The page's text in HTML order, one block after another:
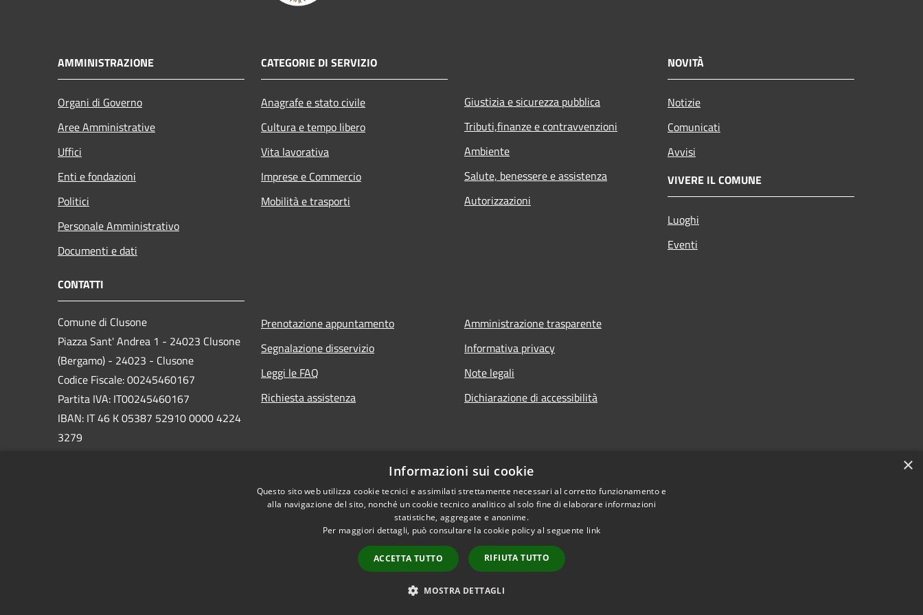
AMMINISTRAZIONE
Organi di Governo
Aree Amministrative
Uffici
Enti e fondazioni
Politici
Personale Amministrativo
Documenti e dati
CATEGORIE DI SERVIZIO
Anagrafe e stato civile
Cultura e tempo libero
Vita lavorativa
Imprese e Commercio
Mobilità e trasporti
Giustizia e sicurezza pubblica
Tributi,finanze e contravvenzioni
Ambiente
Salute, benessere e assistenza
Autorizzazioni
NOVITÀ
Notizie
Comunicati
Avvisi
VIVERE IL COMUNE
Luoghi
Eventi
CONTATTI
Comune di Clusone
Piazza Sant' Andrea 1 - 24023 Clusone
(Bergamo) - 24023 - Clusone
Codice Fiscale: 00245460167
Partita IVA: IT00245460167
IBAN: IT 46 K 05387 52910 0000 4224
3279
Prenotazione appuntamento
Segnalazione disservizio
Leggi le FAQ
Richiesta assistenza
Amministrazione trasparente
Informativa privacy
Note legali
Dichiarazione di accessibilità
Copyright © 2026 • Comune di Clusone • Powered by
×
Informazioni sui cookie
Questo sito web utilizza cookie tecnici e assimilati strettamente necessari al corretto funzionamento e
alla navigazione del sito, nonché un cookie tecnico analitico al solo fine di elaborare informazioni
statistiche, aggregate e anonime.
Per maggiori dettagli, può consultare la cookie policy al seguente link
ACCETTA TUTTO RIFIUTA TUTTO
MOSTRA DETTAGLI